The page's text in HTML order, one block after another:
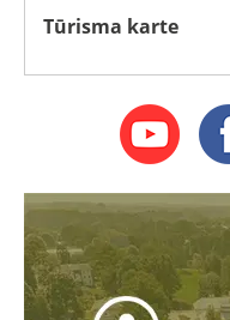
Tūrisma karte